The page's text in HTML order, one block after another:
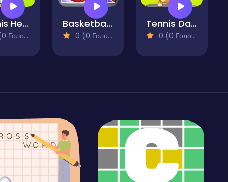
Tennis Heros Basketball Kings 2022
0 (0 Голосів)
Tennis Dash
0 (0 Голосів)